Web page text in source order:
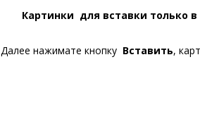
Картинки для вставки только
Далее нажимате кнопку Вставить,